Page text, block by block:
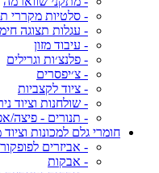
- סלטיות מקררי
- עגלות תצוגה
- עיבוד מזון
- פלנצ׳ות וגרילים
- צ׳יפסרים
- ציוד לקצביות
- שולחנות וציוד
- תנורים - פיצה/
חומרי גלם למכונות
- אביזרים
- אבקות